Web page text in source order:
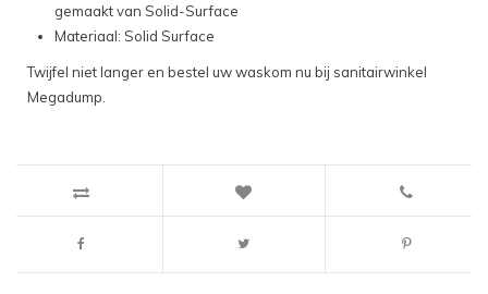
gemaakt van Solid-Surface
Materiaal: Solid Surface
Twijfel niet langer en bestel uw waskom nu bij sanitairwinkel
Megadump.